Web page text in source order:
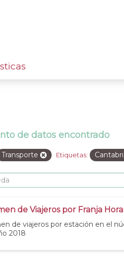
de datos encontrado
Transporte Etiquetas:
de Viajeros por Franja
de viajeros por estación en el
2018